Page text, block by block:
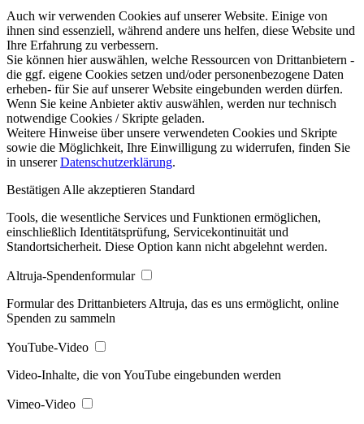
Auch wir verwenden Cookies auf unserer Website. Einige von
ihnen sind essenziell, während andere uns helfen, diese Website und
Ihre Erfahrung zu verbessern.
Sie können hier auswählen, welche Ressourcen von Drittanbietern -
die ggf. eigene Cookies setzen und/oder personenbezogene Daten
erheben- für Sie auf unserer Website eingebunden werden dürfen.
Wenn Sie keine Anbieter aktiv auswählen, werden nur technisch
notwendige Cookies / Skripte geladen.
Weitere Hinweise über unsere verwendeten Cookies und Skripte
sowie die Möglichkeit, Ihre Einwilligung zu widerrufen, finden Sie
in unsererDatenschutzerklärung.
Bestätigen Alle akzeptieren Standard
Tools, die wesentliche Services und Funktionen ermöglichen,
einschließlich Identitätsprüfung, Servicekontinuität und
Standortsicherheit. Diese Option kann nicht abgelehnt werden.
Altruja-Spendenformular
Formular des Drittanbieters Altruja, das es uns ermöglicht, online
Spenden zu sammeln
YouTube-Video
Video-Inhalte, die von YouTube eingebunden werden
Vimeo-Video